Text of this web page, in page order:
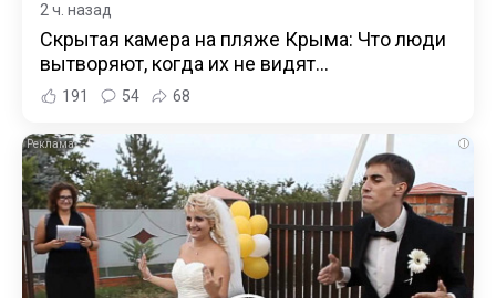
2 ч. назад
Скрытая камера на пляже Крыма: Что люди
вытворяют, когда их не видят...
191 54 68
i